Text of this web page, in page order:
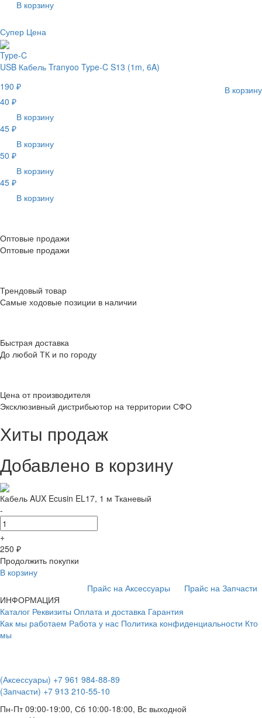
В корзину
Супер Цена
Type-C
USB Кабель Tranyoo Type-C S13 (1m, 6A)
190 ₽
В корзину
40 ₽
В корзину
45 ₽
В корзину
50 ₽
В корзину
45 ₽
В корзину
Оптовые продажи
Оптовые продажи
Трендовый товар
Самые ходовые позиции в наличии
Быстрая доставка
До любой ТК и по городу
Цена от производителя
Эксклюзивный дистрибьютор на территории СФО
Хиты продаж
Добавлено в корзину
Кабель AUX Ecusin EL17, 1 м Тканевый
-
+
250 ₽
Продолжить покупки
В корзину
Прайс на Аксессуары
Прайс на Запчасти
ИНФОРМАЦИЯ
Каталог Реквизиты Оплата и доставка Гарантия
Как мы работаем Работа у нас Политика конфиденциальности Кто
мы
(Аксессуары) +7 961 984-88-89
(Запчасти) +7 913 210-55-10
Пн-Пт 09:00-19:00, Сб 10:00-18:00, Вс выходной